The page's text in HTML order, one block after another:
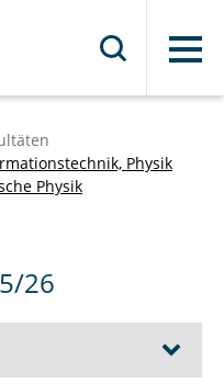
Menü
Physik
Physik
26